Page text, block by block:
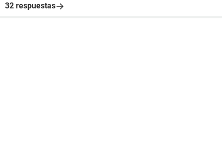
32 respuestas